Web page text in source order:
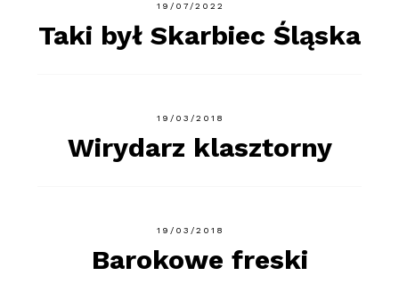
19/07/2022
Taki był Skarbiec Śląska
19/03/2018
Wirydarz klasztorny
19/03/2018
Barokowe freski